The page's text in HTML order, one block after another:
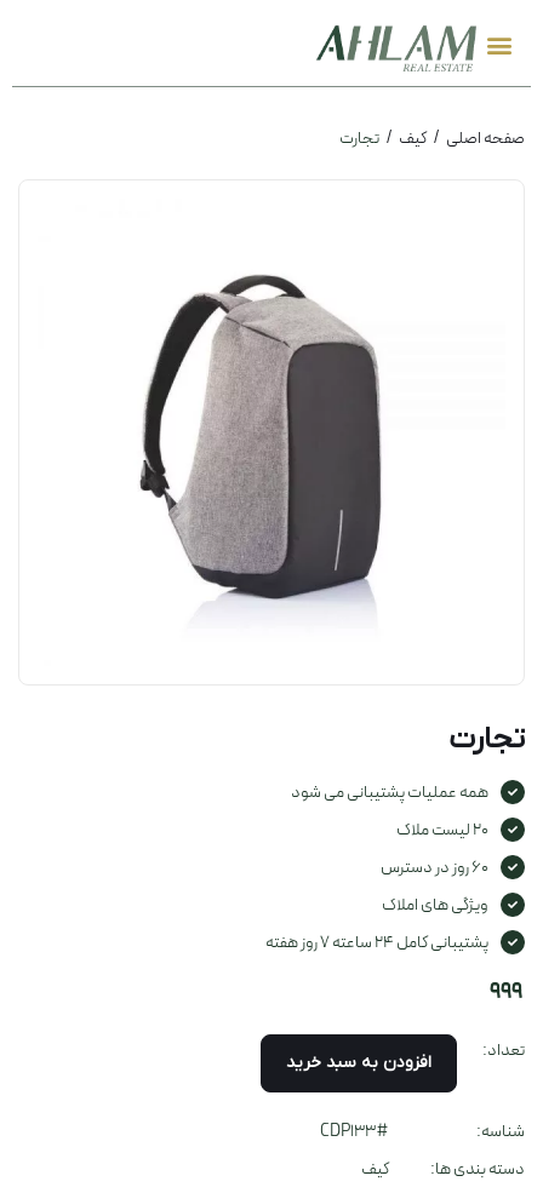
صفحه اصلی کیف تجارت
تجارت
همه عملیات پشتیبانی می شود
20 لیست ملاک
60 روز در دسترس
ویژگی های املاک
پشتیبانی کامل 24 ساعته 7 روز هفته
999
تعداد: افزودن به سبد خرید
شناسه:
#CDP133
دسته بندی ها:
کیف